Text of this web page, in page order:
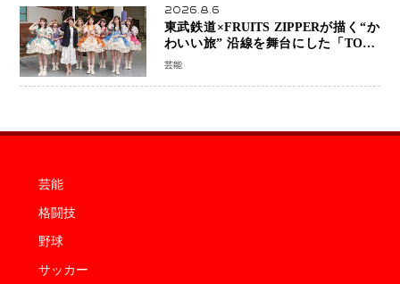
2026.8.6
東武鉄道×FRUITS ZIPPERが描く“か
わいい旅” 沿線を舞台にした「TOBU
KAWAII PROJECT」が開幕
芸能
芸能
格闘技
野球
サッカー